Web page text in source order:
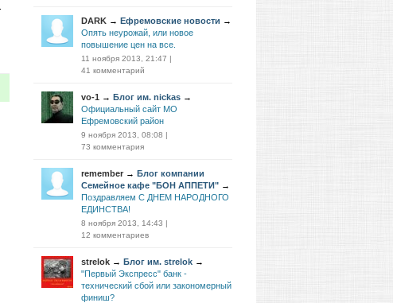
DARK → Ефремовские новости →
Опять неурожай, или новое
повышение цен на все.
11 ноября 2013, 21:47 |
41 комментарий
vo-1 → Блог им. nickas →
Официальный сайт МО
Ефремовский район
9 ноября 2013, 08:08 |
73 комментария
remember → Блог компании
Семейное кафе "БОН АППЕТИ" →
Поздравляем С ДНЕМ НАРОДНОГО
ЕДИНСТВА!
8 ноября 2013, 14:43 |
12 комментариев
strelok → Блог им. strelok →
"Первый Экспресс" банк -
технический сбой или закономерный
финиш?